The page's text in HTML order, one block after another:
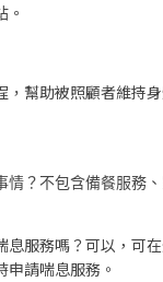
。
幫助被照顧者維持
情？不包含備餐服務
息服務嗎？可以，可
申請喘息服務。